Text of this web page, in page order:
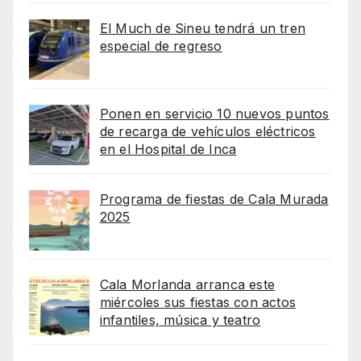
El Much de Sineu tendrá un tren
especial de regreso
Ponen en servicio 10 nuevos puntos
de recarga de vehículos eléctricos
en el Hospital de Inca
Programa de fiestas de Cala Murada
2025
Cala Morlanda arranca este
miércoles sus fiestas con actos
infantiles, música y teatro